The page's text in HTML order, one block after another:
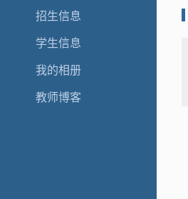
招生信息
学生信息
我的相册
教师博客